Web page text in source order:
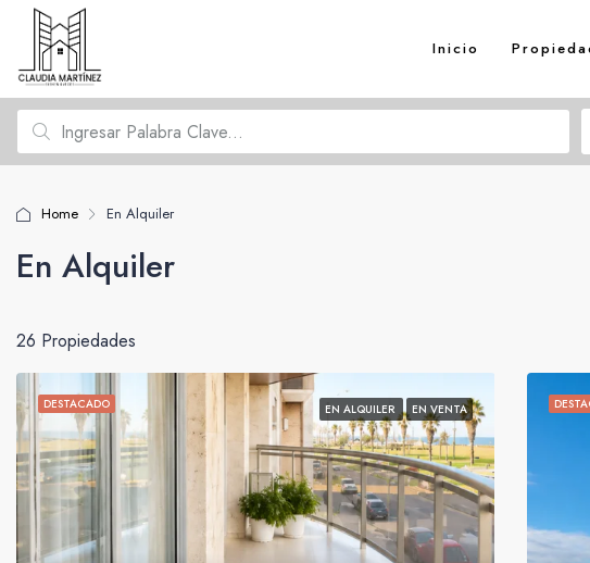
Inicio
Home En Alquiler
En Alquiler
26 Propiedades
DESTACADO EN ALQUILER EN VENTA